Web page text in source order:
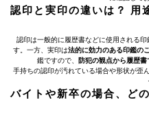
認印と実印の違いは？ 用
認印は一般的に履歴書などに使用される印
す。一方、実印は法的に効力のある印鑑のこ
鑑ですので、 防犯の観点から履歴
手持ちの認印が汚れている場合や形状が歪
バイトや新卒の場合、ど